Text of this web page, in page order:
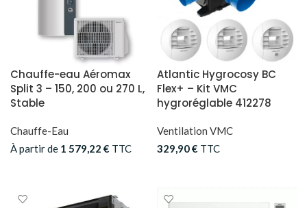
Chauffe-eau Aéromax
Split 3 – 150, 200 ou 270 L,
Stable
Chauffe-Eau
À partir de 1 579,22 € TTC
Atlantic Hygrocosy BC
Flex+ – Kit VMC
hygroréglable 412278
Ventilation VMC
329,90€ TTC